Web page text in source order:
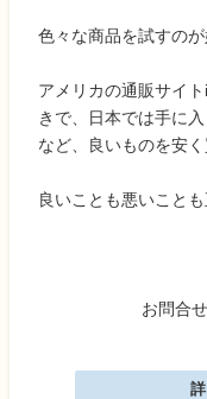
色々な商品を試すの
アメリカの通販サイ
きで、日本では手に
など、良いものを安
良いことも悪いこと
お問合